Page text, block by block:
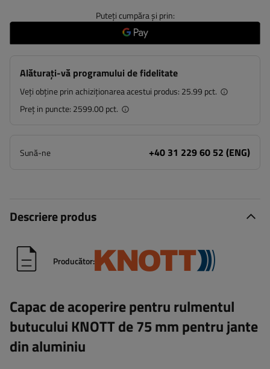
Puteți cumpăra și prin:
Alăturați-vă programului de fidelitate
Veți obține prin achiziționarea acestui produs: 25.99 pct.
Preț in puncte: 2599.00 pct.
Sună-ne +40 31 229 60 52 (ENG)
Descriere produs
Producător:
Capac de acoperire pentru rulmentul
butucului KNOTT de 75 mm pentru jante
din aluminiu